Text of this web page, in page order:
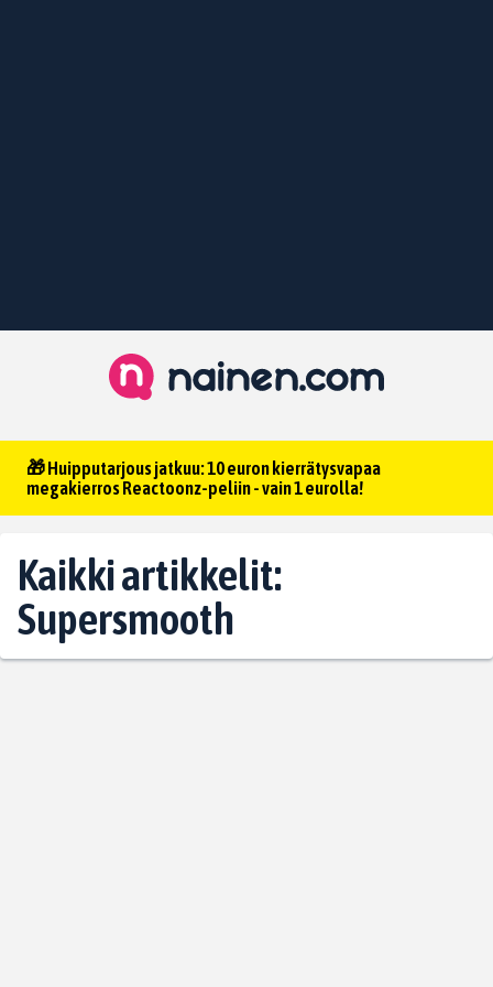
🎁 Huipputarjous jatkuu: 10 euron kierrätysvapaa
megakierros Reactoonz-peliin - vain 1 eurolla!
Kaikki artikkelit:
Supersmooth